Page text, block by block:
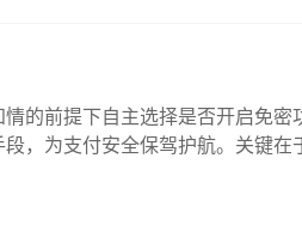
的前提下自主选择是否开启免密
，为支付安全保驾护航。关键在